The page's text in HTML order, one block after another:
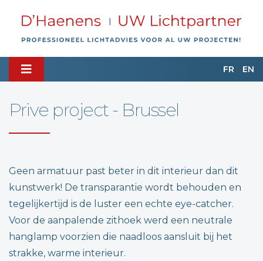
FR EN
Prive project - Brussel
Geen armatuur past beter in dit interieur dan dit
kunstwerk! De transparantie wordt behouden en
tegelijkertijd is de luster een echte eye-catcher.
Voor de aanpalende zithoek werd een neutrale
hanglamp voorzien die naadloos aansluit bij het
strakke, warme interieur.